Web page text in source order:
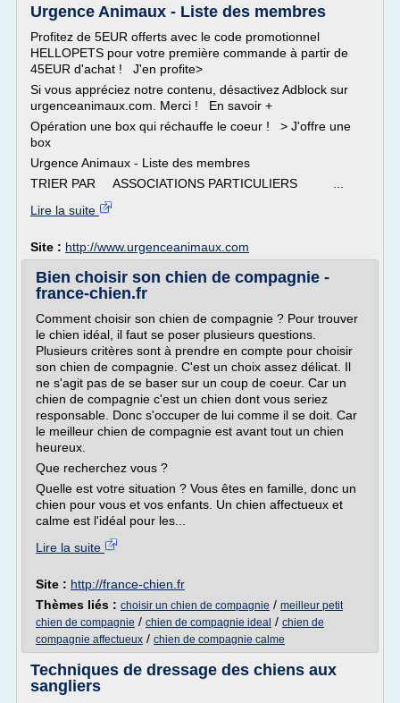
Urgence Animaux - Liste des membres
Profitez de 5EUR offerts avec le code promotionnel
HELLOPETS pour votre première commande à partir de
45EUR d'achat ! J'en profite>
Si vous appréciez notre contenu, désactivez Adblock sur
urgenceanimaux.com. Merci ! En savoir +
Opération une box qui réchauffe le coeur ! > J'offre une
box
Urgence Animaux - Liste des membres
TRIER PAR ASSOCIATIONS PARTICULIERS ...
Lire la suite
Site : http://www.urgenceanimaux.com
Bien choisir son chien de compagnie -
france-chien.fr
Comment choisir son chien de compagnie ? Pour trouver
le chien idéal, il faut se poser plusieurs questions.
Plusieurs critères sont à prendre en compte pour choisir
son chien de compagnie. C'est un choix assez délicat. Il
ne s'agit pas de se baser sur un coup de coeur. Car un
chien de compagnie c'est un chien dont vous seriez
responsable. Donc s'occuper de lui comme il se doit. Car
le meilleur chien de compagnie est avant tout un chien
heureux.
Que recherchez vous ?
Quelle est votre situation ? Vous êtes en famille, donc un
chien pour vous et vos enfants. Un chien affectueux et
calme est l'idéal pour les...
Lire la suite
Site : http://france-chien.fr
Thèmes liés : choisir un chien de compagnie / meilleur petit
chien de compagnie / chien de compagnie ideal / chien de
compagnie affectueux / chien de compagnie calme
Techniques de dressage des chiens aux
sangliers